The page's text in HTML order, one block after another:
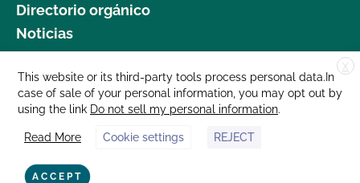
Directorio orgánico
Noticias
Donar
Carreras profesionales
Sala de prensa
Contáctenos
877 Cedar Street, Suite 248, Santa Cruz, CA 95060 © 2025 CCOF.org
X
This website or its third-party tools process personal data.In
case of sale of your personal information, you may opt out by
using the link Do not sell my personal information.
Read More Cookie settings REJECT
ACCEPT